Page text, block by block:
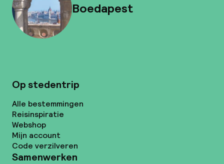
Boedapest
Op stedentrip
Alle bestemmingen
Reisinspiratie
Webshop
Mijn account
Code verzilveren
Samenwerken